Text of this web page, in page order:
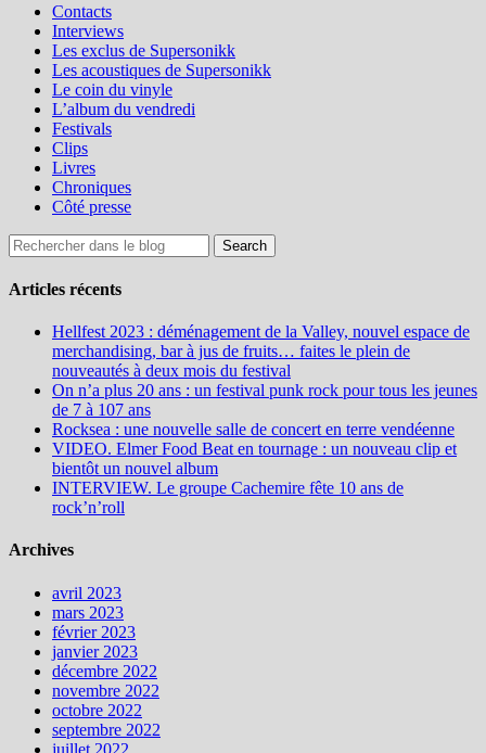
Contacts
Interviews
Les exclus de Supersonikk
Les acoustiques de Supersonikk
Le coin du vinyle
L’album du vendredi
Festivals
Clips
Livres
Chroniques
Côté presse
Articles récents
Hellfest 2023 : déménagement de la Valley, nouvel espace de
merchandising, bar à jus de fruits… faites le plein de
nouveautés à deux mois du festival
On n’a plus 20 ans : un festival punk rock pour tous les jeunes
de 7 à 107 ans
Rocksea : une nouvelle salle de concert en terre vendéenne
VIDEO. Elmer Food Beat en tournage : un nouveau clip et
bientôt un nouvel album
INTERVIEW. Le groupe Cachemire fête 10 ans de
rock’n’roll
Archives
avril 2023
mars 2023
février 2023
janvier 2023
décembre 2022
novembre 2022
octobre 2022
septembre 2022
juillet 2022